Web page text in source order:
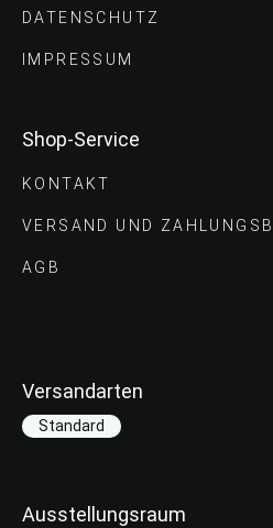
DATENSCHUTZ
IMPRESSUM
Shop-Service
KONTAKT
VERSAND UND
AGB
Versandarten
Standard
Ausstellungsraum